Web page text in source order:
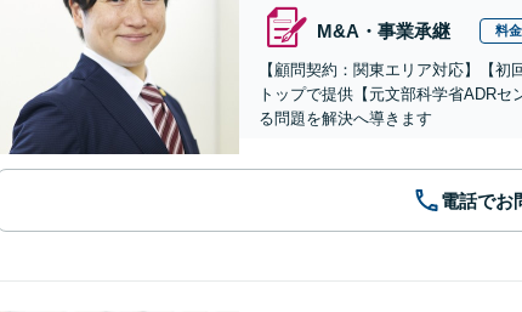
M&A・事業承継 料
【顧問契約：関東エリア対応】【
トップで提供【元文部科学省ADR
る問題を解決へ導きます
電話でお